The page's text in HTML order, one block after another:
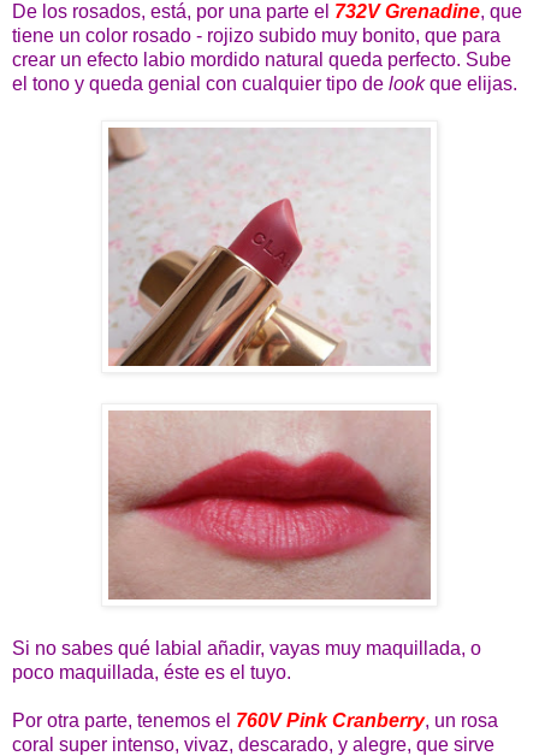
De los rosados, está, por una parte el 732V Grenadine, que
tiene un color rosado - rojizo subido muy bonito, que para
crear un efecto labio mordido natural queda perfecto. Sube
el tono y queda genial con cualquier tipo de lookque elijas.
Si no sabes qué labial añadir, vayas muy maquillada, o
poco maquillada, éste es el tuyo.
Por otra parte, tenemos el 760V Pink Cranberry, un rosa
coral super intenso, vivaz, descarado, y alegre, que sirve